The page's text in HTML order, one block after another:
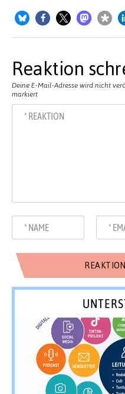
Reaktion
Deine E-Mail-Adresse wird nicht
markiert